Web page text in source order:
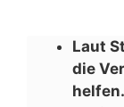
Laut
die
helfen.